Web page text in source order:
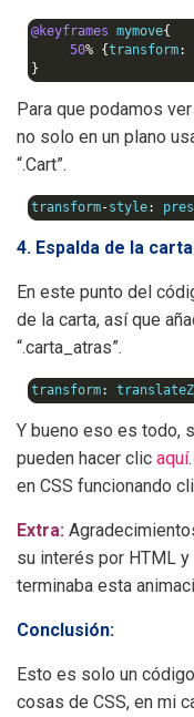
@keyframes mymove{
50% {transform:
}
Para que podamos
no solo en un plano
“.Cart”.
transform-style:
4. Espalda de la carta
En este punto del
de la carta, así que
“.carta_atras”.
transform: translateZ
Y bueno eso es todo,
pueden hacer clic aquí
en CSS funcionando
Extra:
su interés por HTML
terminaba esta
Conclusión:
Esto es solo un
cosas de CSS, en mi